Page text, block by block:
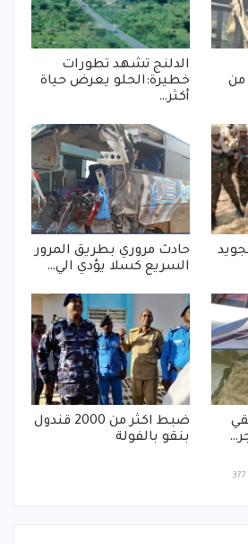
من
الدلنج تشهد تطورات
خطيرة:الحلو يعرض حياة
أكثر…
حادث مروري بطريق المرور
السريع كسلا يؤدي الي…
ضبط اكثر من 2000 قندول
بنقو بالفولة